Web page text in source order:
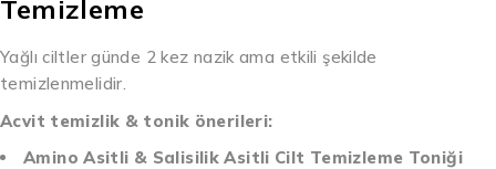
Temizleme
Yağlı ciltler günde 2 kez nazik ama etkili şekilde
temizlenmelidir.
Acvit temizlik & tonik önerileri:
Amino Asitli & Salisilik Asitli Cilt Temizleme Toniği